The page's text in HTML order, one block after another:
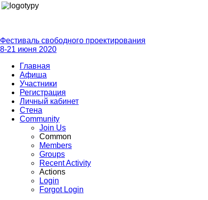
Фестиваль свободного проектирования
8-21 июня 2020
Главная
Афиша
Участники
Регистрация
Личный кабинет
Стена
Community
Join Us
Common
Members
Groups
Recent Activity
Actions
Login
Forgot Login